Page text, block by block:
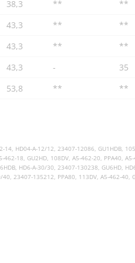
38,3 ** **
43,3 ** **
43,3 ** **
43,3 - 35
53,8 ** **
HD04-A-12/12, 23407-12086, GU1HDB,
18, GU2HD, 108DV, A5-462-20, PPA40,
HD6-A-30/30, 23407-130238, GU6HD,
23407-135212, PPA80, 113DV, A5-462-40,